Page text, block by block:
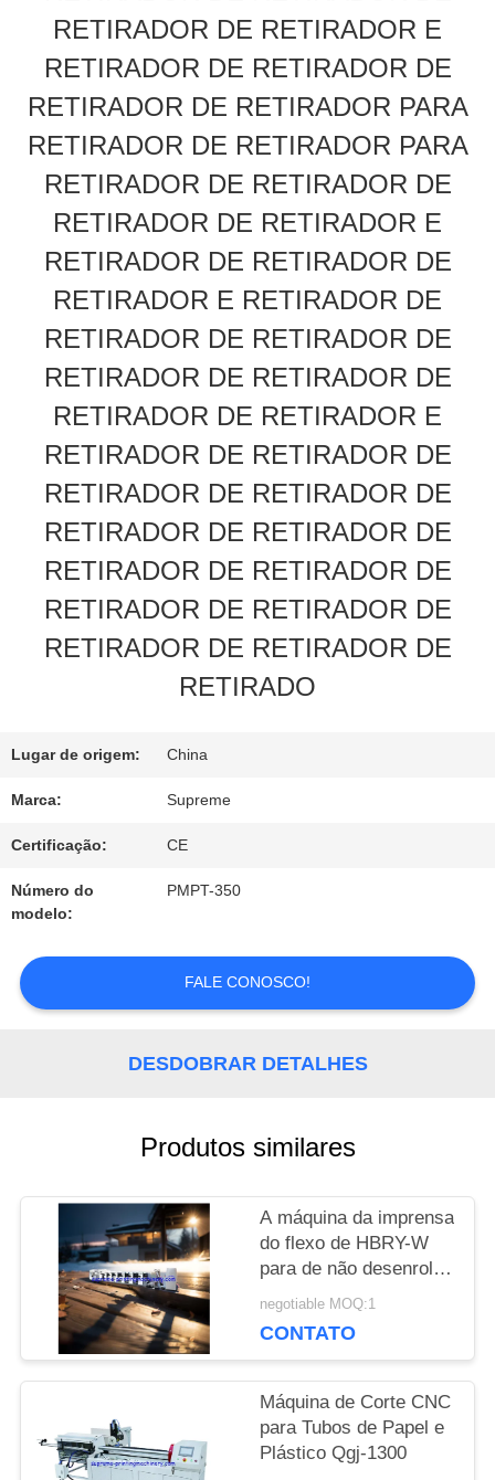
FÁBRICA
CONTROLE
QUALIDADE
CONTACTE-
NOS
SOLICITE
UM
ORÇAMENTO
MAPA
DO
POLÍTICA
DE
PRIVACIDADE
RETIRADOR DE RETIRADOR E
RETIRADOR DE RETIRADOR DE
RETIRADOR DE RETIRADOR PARA
RETIRADOR DE RETIRADOR PARA
RETIRADOR DE RETIRADOR DE
RETIRADOR DE RETIRADOR E
RETIRADOR DE RETIRADOR DE
RETIRADOR E RETIRADOR DE
RETIRADOR DE RETIRADOR DE
RETIRADOR DE RETIRADOR DE
RETIRADOR DE RETIRADOR E
RETIRADOR DE RETIRADOR DE
RETIRADOR DE RETIRADOR DE
RETIRADOR DE RETIRADOR DE
RETIRADOR DE RETIRADOR DE
RETIRADOR DE RETIRADOR DE
RETIRADOR DE RETIRADOR DE
RETIRADO
Lugar de origem: China
Marca: Supreme
Certificação: CE
Número do
modelo:
PMPT-350
FALE CONOSCO!
DESDOBRAR DETALHES
Produtos similares
A máquina da imprensa
do flexo de HBRY-W
para de não desenrolar
e rebobinar a estação
carimbo fria do filme da
negotiable MOQ:1
CONTATO
Máquina de Corte CNC
para Tubos de Papel e
Plástico Qgj-1300